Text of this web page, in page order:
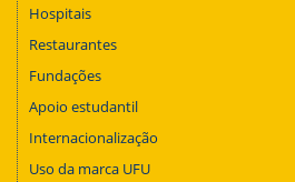
Hospitais
Restaurantes
Fundações
Apoio estudantil
Internacionalização
Uso da marca UFU